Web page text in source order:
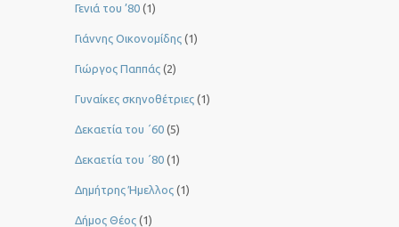
Γενιά του ’80 (1)
Γιάννης Οικονομίδης (1)
Γιώργος Παππάς (2)
Γυναίκες σκηνοθέτριες (1)
Δεκαετία του ΄60 (5)
Δεκαετία του ΄80 (1)
Δημήτρης Ήμελλος (1)
Δήμος Θέος (1)